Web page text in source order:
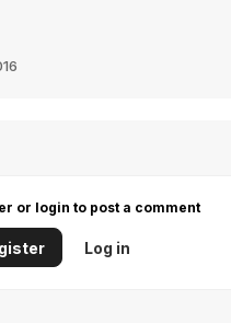
or login to post a comment
Log in